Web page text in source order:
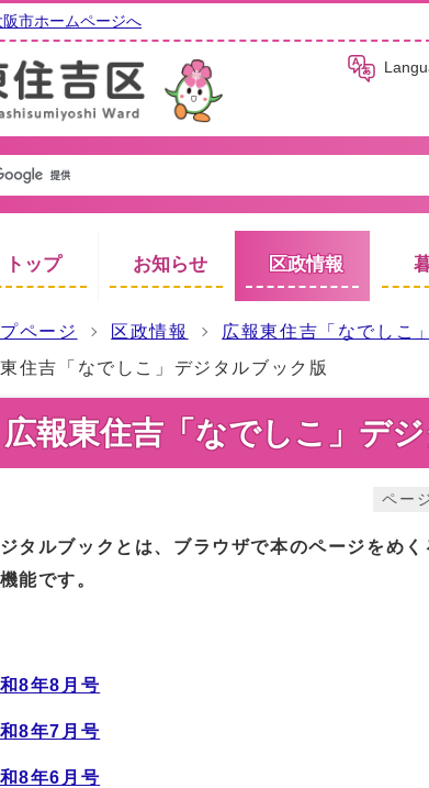
阪市ホームページへ
トップ お知らせ 区政情報
プページ 区政情報 広報東住吉「なでしこ」
住吉「なでしこ」デジタルブック版
広報東住吉「なでしこ」デ
ペー
タルブックとは、ブラウザで本のページをめ
能です。
8年8月号
8年7月号
8年6月号